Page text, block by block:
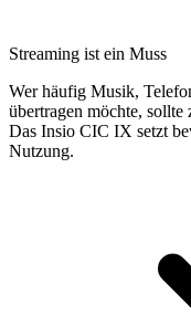
Streaming ist ein Muss
Wer häufig Musik,
übertragen möchte,
Das Insio CIC IX setzt
Nutzung.